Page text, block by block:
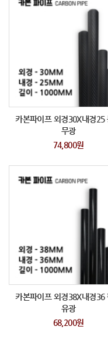
카본파이프 외경30X내경25
무광
74,800원
카본파이프 외경38X내경36
유광
68,200원